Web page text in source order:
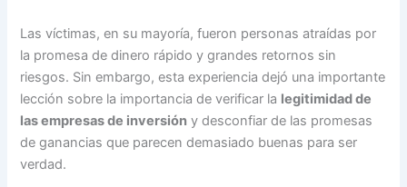
Las víctimas, en su mayoría, fueron personas atraídas por
la promesa de dinero rápido y grandes retornos sin
riesgos. Sin embargo, esta experiencia dejó una importante
lección sobre la importancia de verificar la legitimidad de
las empresas de inversión y desconfiar de las promesas
de ganancias que parecen demasiado buenas para ser
verdad.